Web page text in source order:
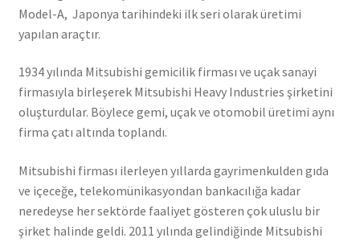
Model-A, Japonya tarihindeki ilk seri olarak üretimi
yapılan araçtır.
1934 yılında Mitsubishi gemicilik firması ve uçak sanayi
firmasıyla birleşerek Mitsubishi Heavy Industries şirketini
oluşturdular. Böylece gemi, uçak ve otomobil üretimi aynı
firma çatı altında toplandı.
Mitsubishi firması ilerleyen yıllarda gayrimenkulden gıda
ve içeceğe, telekomünikasyondan bankacılığa kadar
neredeyse her sektörde faaliyet gösteren çok uluslu bir
şirket halinde geldi. 2011 yılında gelindiğinde Mitsubishi